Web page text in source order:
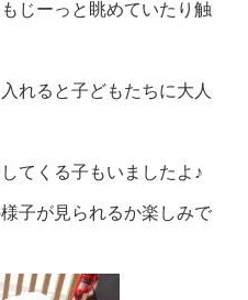
じーっと眺めていたり触
れると子どもたちに大人
てくる子もいましたよ♪
子が見られるか楽しみで